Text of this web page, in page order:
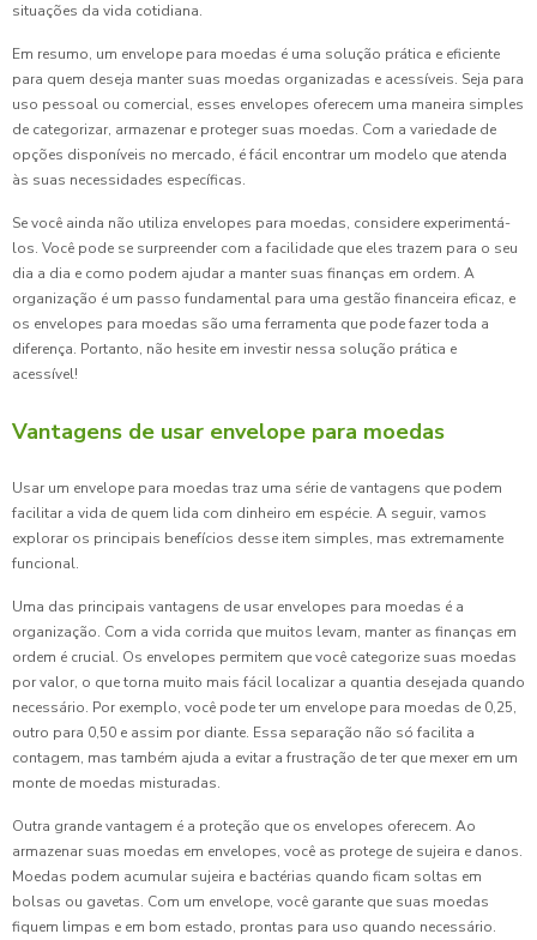
situações da vida cotidiana.
Em resumo, um envelope para moedas é uma solução prática e eficiente
para quem deseja manter suas moedas organizadas e acessíveis. Seja para
uso pessoal ou comercial, esses envelopes oferecem uma maneira simples
de categorizar, armazenar e proteger suas moedas. Com a variedade de
opções disponíveis no mercado, é fácil encontrar um modelo que atenda
às suas necessidades específicas.
Se você ainda não utiliza envelopes para moedas, considere experimentá-
los. Você pode se surpreender com a facilidade que eles trazem para o seu
dia a dia e como podem ajudar a manter suas finanças em ordem. A
organização é um passo fundamental para uma gestão financeira eficaz, e
os envelopes para moedas são uma ferramenta que pode fazer toda a
diferença. Portanto, não hesite em investir nessa solução prática e
acessível!
Vantagens de usar envelope para moedas
Usar um envelope para moedas traz uma série de vantagens que podem
facilitar a vida de quem lida com dinheiro em espécie. A seguir, vamos
explorar os principais benefícios desse item simples, mas extremamente
funcional.
Uma das principais vantagens de usar envelopes para moedas é a
organização. Com a vida corrida que muitos levam, manter as finanças em
ordem é crucial. Os envelopes permitem que você categorize suas moedas
por valor, o que torna muito mais fácil localizar a quantia desejada quando
necessário. Por exemplo, você pode ter um envelope para moedas de 0,25,
outro para 0,50 e assim por diante. Essa separação não só facilita a
contagem, mas também ajuda a evitar a frustração de ter que mexer em um
monte de moedas misturadas.
Outra grande vantagem é a proteção que os envelopes oferecem. Ao
armazenar suas moedas em envelopes, você as protege de sujeira e danos.
Moedas podem acumular sujeira e bactérias quando ficam soltas em
bolsas ou gavetas. Com um envelope, você garante que suas moedas
fiquem limpas e em bom estado, prontas para uso quando necessário.